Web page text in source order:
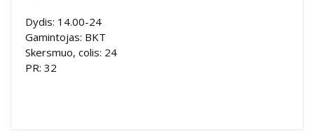
Dydis: 14.00-24
Gamintojas: BKT
Skersmuo, colis: 24
PR: 32